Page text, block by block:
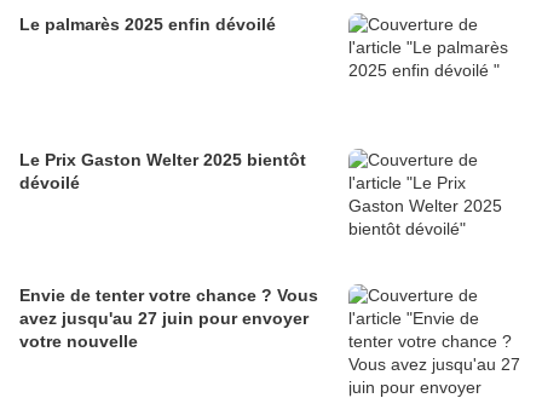
Le palmarès 2025 enfin dévoilé
Le Prix Gaston Welter 2025 bientôt
dévoilé
Envie de tenter votre chance ? Vous
avez jusqu'au 27 juin pour envoyer
votre nouvelle